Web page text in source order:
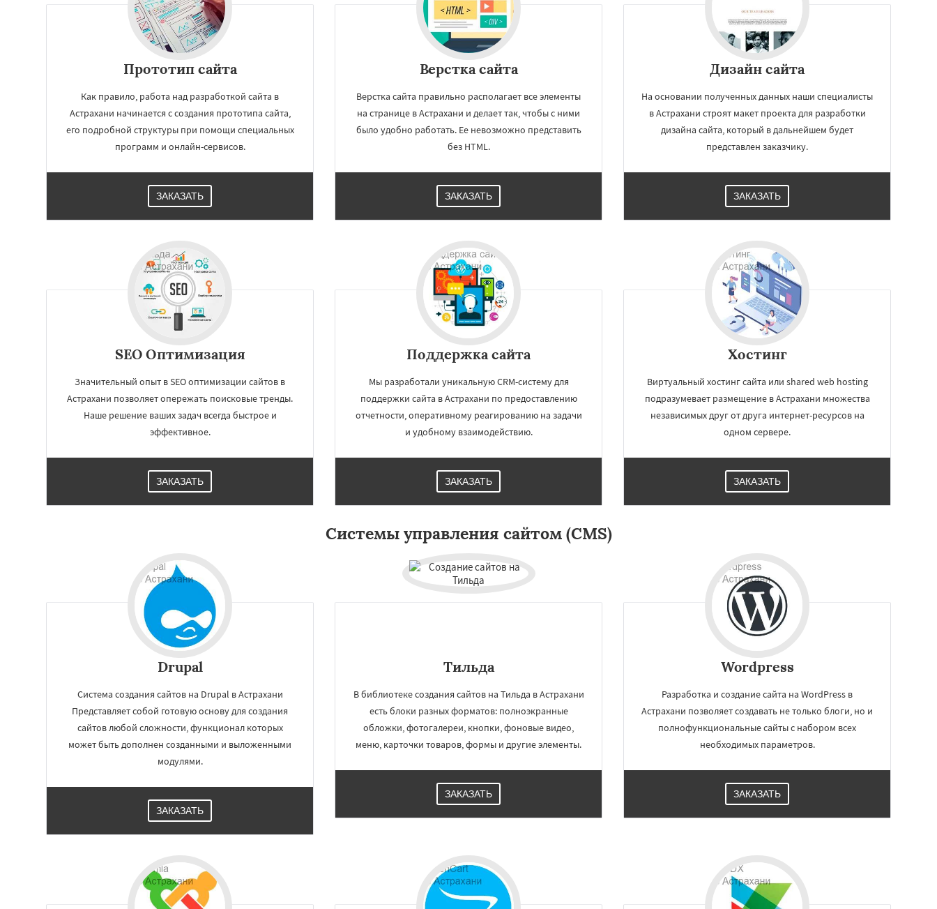
Работаем по
×
Владимир Чита
Мурманск
Нижневартовск
Прототип сайта
Как правило, работа над разработкой сайта в
Астрахани начинается с создания прототипа сайта,
его подробной структуры при помощи специальных
программ и онлайн-сервисов.
ЗАКАЗАТЬ
Верстка сайта
Верстка сайта правильно располагает все элементы
на странице в Астрахани и делает так, чтобы с ними
было удобно работать. Ее невозможно представить
без HTML.
ЗАКАЗАТЬ
Дизайн сайта
На основании полученных данных наши специалисты
в Астрахани строят макет проекта для разработки
дизайна сайта, который в дальнейшем будет
представлен заказчику.
ЗАКАЗАТЬ
SEO Оптимизация
Значительный опыт в SEO оптимизации сайтов в
Астрахани позволяет опережать поисковые тренды.
Наше решение ваших задач всегда быстрое и
эффективное.
ЗАКАЗАТЬ
Поддержка сайта
Мы разработали уникальную CRM-систему для
поддержки сайта в Астрахани по предоставлению
отчетности, оперативному реагированию на задачи
и удобному взаимодействию.
ЗАКАЗАТЬ
Хостинг
Виртуальный хостинг сайта или shared web hosting
подразумевает размещение в Астрахани множества
независимых друг от друга интернет-ресурсов на
одном сервере.
ЗАКАЗАТЬ
Системы управления сайтом (CMS)
Drupal
Система создания сайтов на Drupal в Астрахани
Представляет собой готовую основу для создания
сайтов любой сложности, функционал которых
может быть дополнен созданными и выложенными
модулями.
ЗАКАЗАТЬ
Тильда
В библиотеке создания сайтов на Тильда в Астрахани
есть блоки разных форматов: полноэкранные
обложки, фотогалереи, кнопки, фоновые видео,
меню, карточки товаров, формы и другие элементы.
ЗАКАЗАТЬ
Wordpress
Разработка и создание сайта на WordPress в
Астрахани позволяет создавать не только блоги, но и
полнофункциональные сайты с набором всех
необходимых параметров.
ЗАКАЗАТЬ
×
Даю согласие на обработку персональных данных